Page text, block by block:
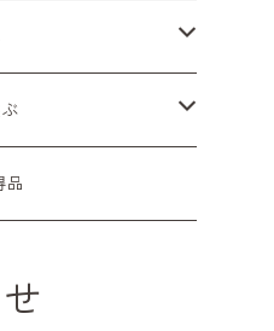
ックス）
タ）
ンパス）
ートフォーカス）
レンズ
レンズ
ー
ーネガ
ネガ
ーリバーサル
ム
属品
すすめ！
品